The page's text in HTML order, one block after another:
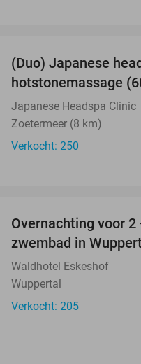
(Duo) Japanese
hotstonemassage
Japanese Headspa Clinic
Zoetermeer (8 km)
Verkocht: 250
Overnachting voor
zwembad in
Waldhotel Eskeshof
Wuppertal
Verkocht: 205